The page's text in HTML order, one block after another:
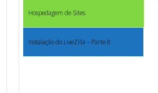
Hospedagem de Sites
Instalação do LiveZilla – Parte 8